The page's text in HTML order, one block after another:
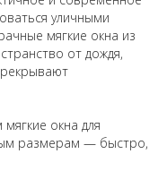
уличными
мягкие окна из
от дождя,
окна для
размерам — быстро,